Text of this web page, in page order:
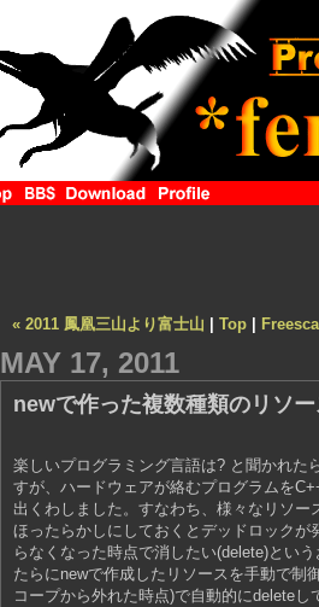
« 2011 鳳凰三山より富士山 Top|
MAY 17, 2011
newで作った複数種類のリソ
楽しいプログラミング言語は? と聞かれた
すが、ハードウェアが絡むプログラムを
出くわしました。すなわち、様々なリソー
ほったらかしにしておくとデッドロックが
らなくなった時点で消したい(delete)とい
たらにnewで作成したリソースを手動で制
コープから外れた時点)で自動的にdelete